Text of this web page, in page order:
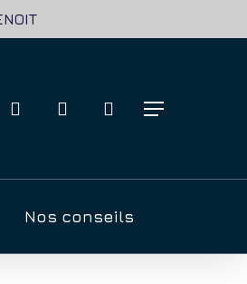
Menu
Nos conseils